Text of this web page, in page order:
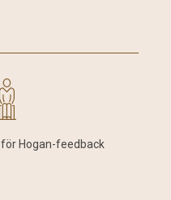
Hogan-feedback